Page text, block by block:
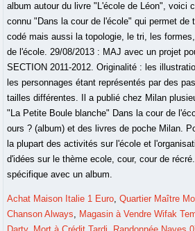
album autour du livre "L'école de Léon", voici
connu "Dans la cour de l'école" qui permet de
codé mais aussi la topologie, le tri, les
de l'école. 29/08/2013 : MAJ avec un projet
SECTION 2011-2012. Originalité : les
les personnages étant représentés par des
tailles différentes. Il a publié chez Milan
"La Petite Boule blanche" Dans la cour de
ours ? (album) et des livres de poche Milan.
la plupart des activités sur l'école et
d'idées sur le thème ecole, cour, cour de
spécifique avec un album.
Achat Maison Italie 1 Euro,Quartier Maître
Chanson Always, Magasin à Vendre Wifak